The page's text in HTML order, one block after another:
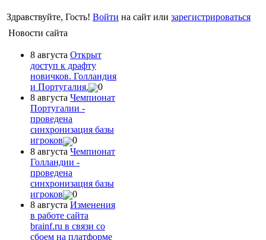
Здравствуйте, Гость! Войти на сайт или зарегистрироваться
Новости сайта
8 августа Открыт
доступ к драфту
новичков. Голландия
и Португалия.
0
8 августа Чемпионат
Португалии -
проведена
синхронизация базы
игроков
0
8 августа Чемпионат
Голландии -
проведена
синхронизация базы
игроков
0
8 августа Изменения
в работе сайта
brainf.ru в связи со
сбоем на платформе